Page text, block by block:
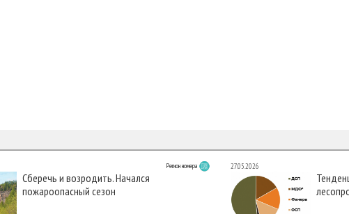
Регион номера
Сберечь и возродить. Начался
пожароопасный сезон
27.05.2026